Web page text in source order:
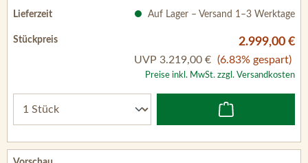
2.999,00 €
Preise inkl. MwSt. zzgl. Versandkosten